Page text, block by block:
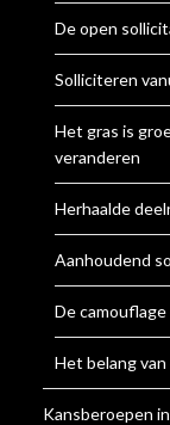
De open
Solliciteren
Het gras is
veranderen
Herhaalde
Aanhoudend
De
Het belang
Kansberoepen